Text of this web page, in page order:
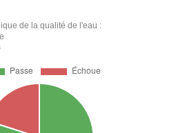
de la qualité de l'eau :